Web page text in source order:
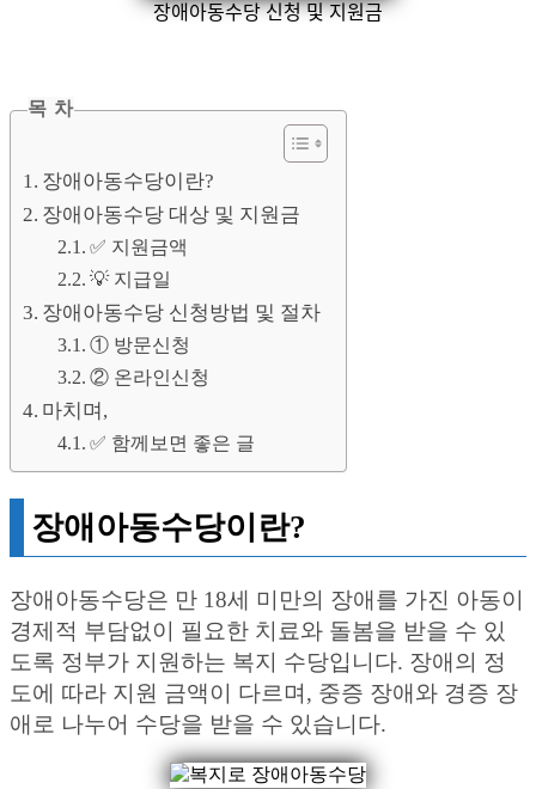
장애아동수당 신청 및 지원금
목 차
장애아동수당이란?
장애아동수당 대상 및 지원금
✅ 지원금액
💡 지급일
장애아동수당 신청방법 및 절차
① 방문신청
② 온라인신청
마치며,
✅ 함께보면 좋은 글
장애아동수당이란?
장애아동수당은 만 18세 미만의 장애를 가진 아동이
경제적 부담없이 필요한 치료와 돌봄을 받을 수 있
도록 정부가 지원하는 복지 수당입니다. 장애의 정
도에 따라 지원 금액이 다르며, 중증 장애와 경증 장
애로 나누어 수당을 받을 수 있습니다.